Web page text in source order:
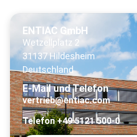
ENTIAC GmbH
Wetzellplatz 2
31137 Hildesheim
Deutschland
E-Mail und Telefon
vertrieb@entiac.com
Telefon +49 5121 500-0